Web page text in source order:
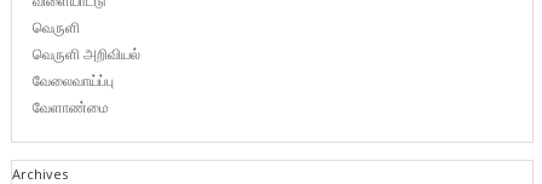
வெருளி
வெருளி அறிவியல்
வேலைவாய்ப்பு
வேளாண்மை
Archives